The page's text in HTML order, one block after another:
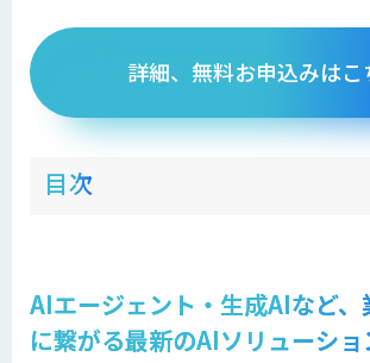
詳細、無料お申込みはこ
目次
AIエージェント・生成AIなど、
に繋がる最新のAIソリューシ